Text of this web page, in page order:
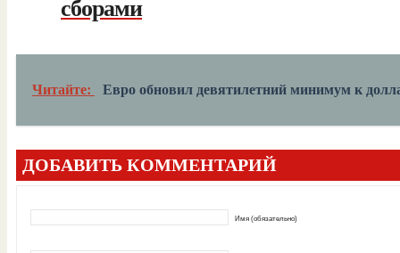
сборами
Читайте: Евро обновил девятилетний минимум к
ДОБАВИТЬ КОММЕНТАРИЙ
Имя (обязательно)